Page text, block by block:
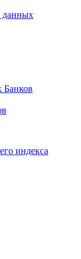
данных
Банков
индекса